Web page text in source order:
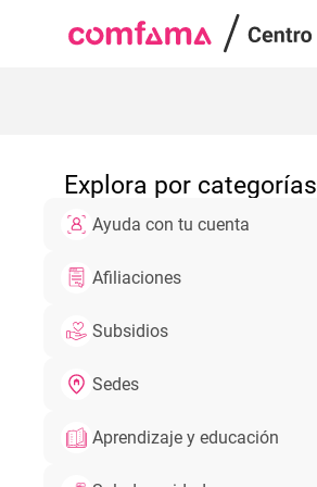
Explora por categorías
Ayuda con tu cuenta
Afiliaciones
Subsidios
Sedes
Aprendizaje y educación